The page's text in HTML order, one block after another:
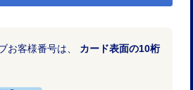
お客様番号は、 カード表面の10桁